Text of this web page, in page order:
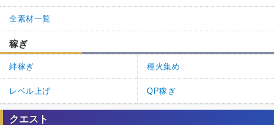
全素材一覧
稼ぎ
絆稼ぎ 種火集め
レベル上げ QP稼ぎ
クエスト